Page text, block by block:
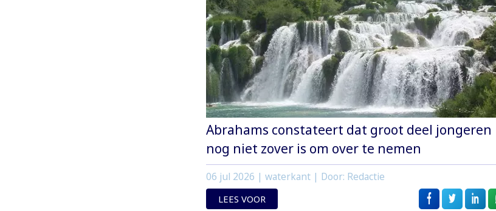
Abrahams constateert dat groot deel jongeren
nog niet zover is om over te nemen
06 jul 2026 | waterkant | Door: Redactie
LEES VOOR